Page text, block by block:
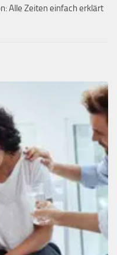
Alle Zeiten einfach erklärt